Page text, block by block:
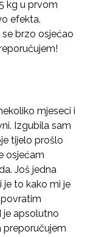
kg u prvom
efekta.
brzo osjećao
mjeseci i
Izgubila sam
tijelo prošlo
osjećam
Još jedna
je to kako mi je
je apsolutno
preporučujem